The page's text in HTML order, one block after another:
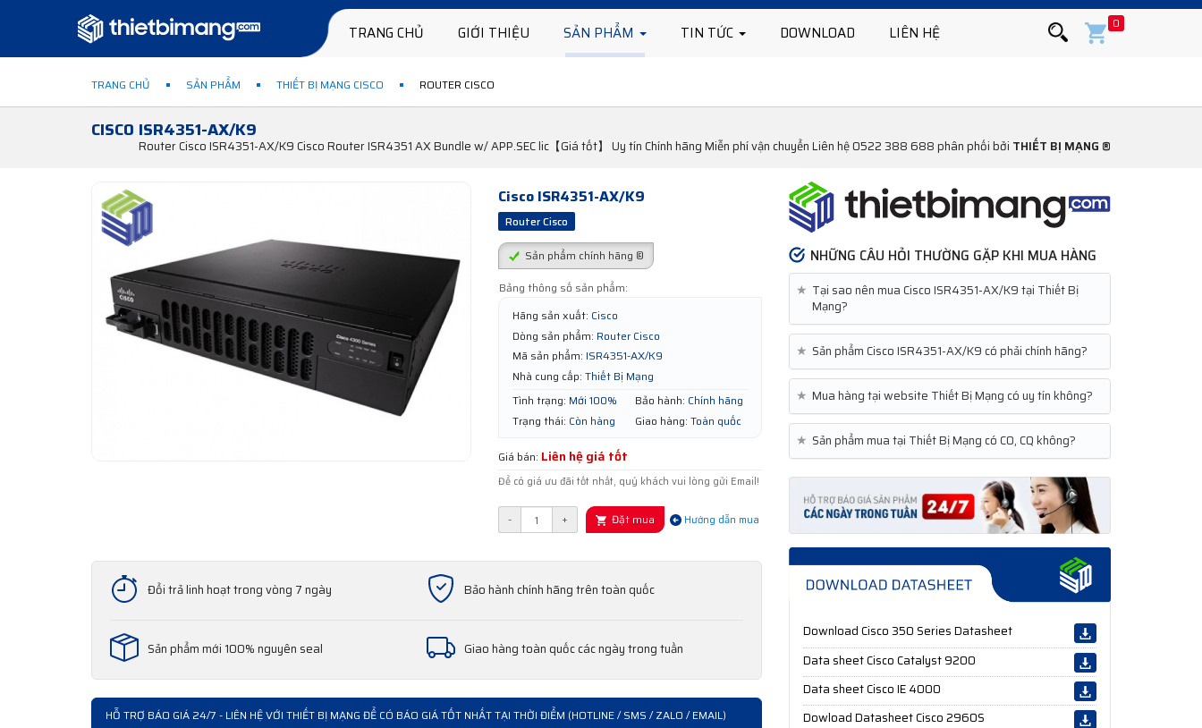
TRANG CHỦ GIỚI THIỆU SẢN PHẨM TIN TỨC DOWNLOAD LIÊN HỆ 0
TRANG CHỦ SẢN PHẨM THIẾT BỊ MẠNG CISCO ROUTER CISCO
CISCO ISR4351-AX/K9
Router Cisco ISR4351-AX/K9 Cisco Router ISR4351 AX Bundle w/ APP.SEC lic【Giá tốt】 Uy tín Chính hãng Miễn phí vận chuyển Liên hệ 0522 388 688 phân phối bởi THIẾT BỊ MẠNG ®
Cisco ISR4351-AX/K9
Router Cisco
Sản phẩm chính hãng ®
Bảng thông số sản phẩm:
Hãng sản xuất: Cisco
Dòng sản phẩm: Router Cisco
Mã sản phẩm: ISR4351-AX/K9
Nhà cung cấp: Thiết Bị Mạng
Tình trạng: Mới 100% Bảo hành: Chính hãng
Trạng thái: Còn hàng Giao hàng: Toàn quốc
Giá bán: Liên hệ giá tốt
Để có giá ưu đãi tốt nhất, quý khách vui lòng gửi Email!
- + Đặt mua Hướng dẫn mua
Đổi trả linh hoạt trong vòng 7 ngày Bảo hành chính hãng trên toàn quốc
Sản phẩm mới 100% nguyên seal Giao hàng toàn quốc các ngày trong tuần
HỖ TRỢ BÁO GIÁ 24/7 - LIÊN HỆ VỚI THIẾT BỊ MẠNG ĐỂ CÓ BÁO GIÁ TỐT NHẤT TẠI THỜI ĐIỂM (HOTLINE / SMS / ZALO / EMAIL)
NHỮNG CÂU HỎI THƯỜNG GẶP KHI MUA HÀNG
★ Tại sao nên mua Cisco ISR4351-AX/K9 tại Thiết Bị
Mạng?
★ Sản phẩm Cisco ISR4351-AX/K9 có phải chính hãng?
★ Mua hàng tại website Thiết Bị Mạng có uy tín không?
★ Sản phẩm mua tại Thiết Bị Mạng có CO, CQ không?
Download Cisco 350 Series Datasheet
Data sheet Cisco Catalyst 9200
Data sheet Cisco IE 4000
Dowload Datasheet Cisco 2960S